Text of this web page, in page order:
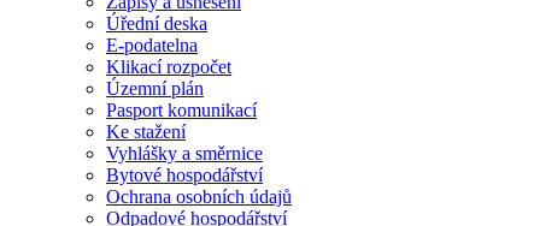
Úřední deska
E-podatelna
Klikací rozpočet
Územní plán
Pasport komunikací
Ke stažení
Vyhlášky a směrnice
Bytové hospodářství
Ochrana osobních údajů
Odpadové hospodářství